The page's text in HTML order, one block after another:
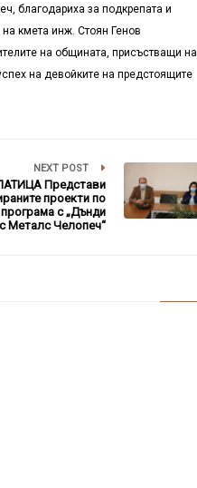
благодариха за подкрепата и
кмета инж. Стоян Генов
на общината, присъстващи на
на девойките на предстоящите
NEXT POST
Представи
проекти по
с „Дънди
Металс Челопеч“